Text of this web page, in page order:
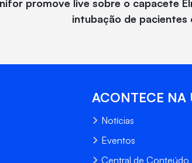
promove live sobre o capacete
intubação de pacientes
ACONTECE NA
Notícias
Eventos
Central de Conteúdo